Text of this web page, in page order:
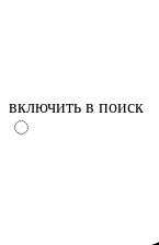
включить в поиск